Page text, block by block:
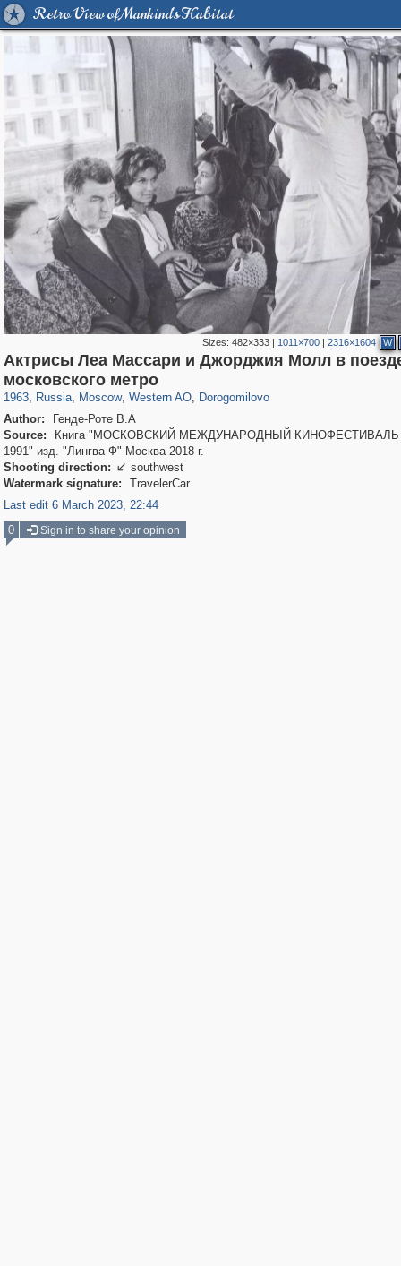
Retro View of Mankind's Habitat
Sizes:482×333 | 1011×700 |2316×1604 W
Актрисы Леа Массари и Джорджия Молл в
московского метро
1963, Russia
1,407,368 29,248
, Moscow
319,882 8,286
, Western AO
27,131 310
, Dorogomilovo
Author:
Генде-Роте В.А
Source:
Книга "МОСКОВСКИЙ МЕЖДУНАРОДНЫЙ КИНОФЕСТИВАЛЬ
1991" изд. "Лингва-Ф" Москва 2018 г.
Shooting direction:  southwest
Watermark signature:
TravelerCar
Last edit 6 March 2023, 22:44
0
Sign in to share your opinion